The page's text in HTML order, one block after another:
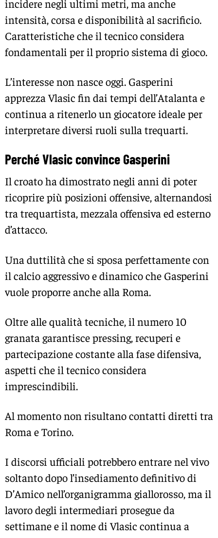
incidere negli ultimi metri, ma anche
intensità, corsa e disponibilità al sacrificio.
Caratteristiche che il tecnico considera
fondamentali per il proprio sistema di gioco.
L’interesse non nasce oggi. Gasperini
apprezza Vlasic fin dai tempi dell’Atalanta e
continua a ritenerlo un giocatore ideale per
interpretare diversi ruoli sulla trequarti.
Perché Vlasic convince Gasperini
Il croato ha dimostrato negli anni di poter
ricoprire più posizioni offensive, alternandosi
tra trequartista, mezzala offensiva ed esterno
d’attacco.
Una duttilità che si sposa perfettamente con
il calcio aggressivo e dinamico che Gasperini
vuole proporre anche alla Roma.
Oltre alle qualità tecniche, il numero 10
granata garantisce pressing, recuperi e
partecipazione costante alla fase difensiva,
aspetti che il tecnico considera
imprescindibili.
Al momento non risultano contatti diretti tra
Roma e Torino.
I discorsi ufficiali potrebbero entrare nel vivo
soltanto dopo l’insediamento definitivo di
D’Amico nell’organigramma giallorosso, ma il
lavoro degli intermediari prosegue da
settimane e il nome di Vlasic continua a